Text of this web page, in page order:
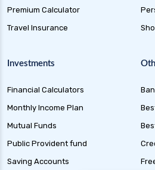
Premium Calculator
Travel Insurance
Investments
Financial Calculators
Monthly Income Plan
Mutual Funds
Public Provident fund
Saving Accounts